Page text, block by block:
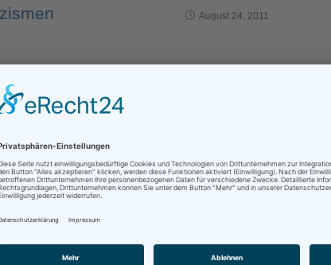
August 24, 2011
BEITRAG HAT 2 KOMMENTARE
Tomarenko Fachübersetzungen
Hallo Anke,
http://www.catherinetranslates.com/to-sign-or-